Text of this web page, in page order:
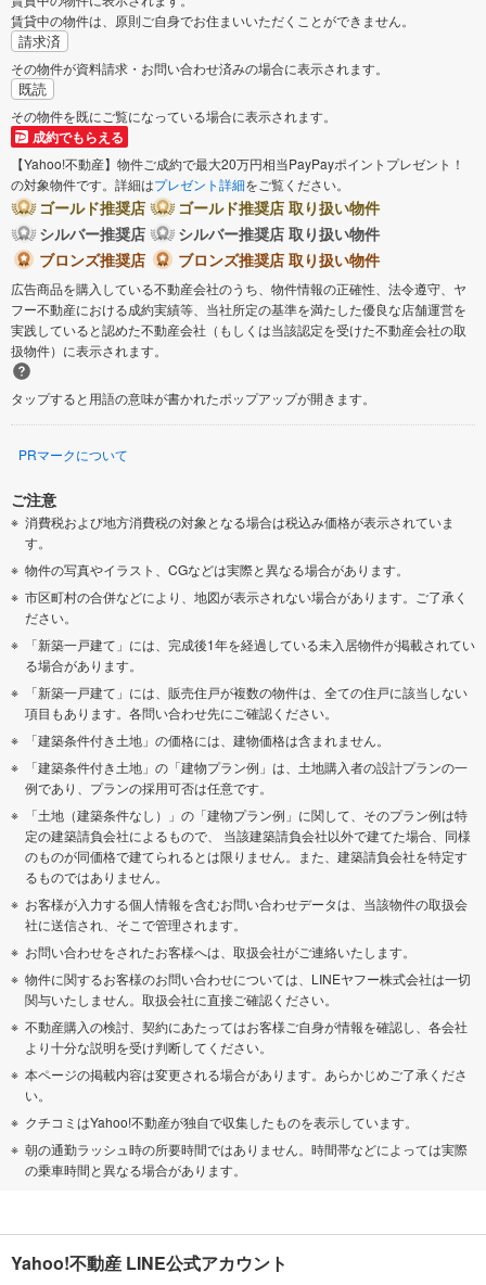
賃貸中の物件は、原則ご自身でお住まいいただくことができません。
請求済
その物件が資料請求・お問い合わせ済みの場合に表示されます。
既読
その物件を既にご覧になっている場合に表示されます。
成約でもらえる
【Yahoo!不動産】物件ご成約で最大20万円相当PayPayポイントプレゼント！
の対象物件です。詳細はプレゼント詳細をご覧ください。
ゴールド推奨店
ゴールド推奨店 取り扱い物件
シルバー推奨店
シルバー推奨店 取り扱い物件
ブロンズ推奨店
ブロンズ推奨店 取り扱い物件
広告商品を購入している不動産会社のうち、物件情報の正確性、法令遵守、ヤ
フー不動産における成約実績等、当社所定の基準を満たした優良な店舗運営を
実践していると認めた不動産会社（もしくは当該認定を受けた不動産会社の取
扱物件）に表示されます。
タップすると用語の意味が書かれたポップアップが開きます。
PRマークについて
ご注意
消費税および地方消費税の対象となる場合は税込み価格が表示されていま
す。
物件の写真やイラスト、CGなどは実際と異なる場合があります。
市区町村の合併などにより、地図が表示されない場合があります。ご了承く
ださい。
「新築一戸建て」には、完成後1年を経過している未入居物件が掲載されてい
る場合があります。
「新築一戸建て」には、販売住戸が複数の物件は、全ての住戸に該当しない
項目もあります。各問い合わせ先にご確認ください。
「建築条件付き土地」の価格には、建物価格は含まれません。
「建築条件付き土地」の「建物プラン例」は、土地購入者の設計プランの一
例であり、プランの採用可否は任意です。
「土地（建築条件なし）」の「建物プラン例」に関して、そのプラン例は特
定の建築請負会社によるもので、 当該建築請負会社以外で建てた場合、同様
のものが同価格で建てられるとは限りません。また、建築請負会社を特定す
るものではありません。
お客様が入力する個人情報を含むお問い合わせデータは、当該物件の取扱会
社に送信され、そこで管理されます。
お問い合わせをされたお客様へは、取扱会社がご連絡いたします。
物件に関するお客様のお問い合わせについては、LINEヤフー株式会社は一切
関与いたしません。取扱会社に直接ご確認ください。
不動産購入の検討、契約にあたってはお客様ご自身が情報を確認し、各会社
より十分な説明を受け判断してください。
本ページの掲載内容は変更される場合があります。あらかじめご了承くださ
い。
クチコミはYahoo!不動産が独自で収集したものを表示しています。
朝の通勤ラッシュ時の所要時間ではありません。時間帯などによっては実際
の乗車時間と異なる場合があります。
Yahoo!不動産 LINE公式アカウント